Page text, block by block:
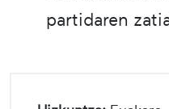
partidaren